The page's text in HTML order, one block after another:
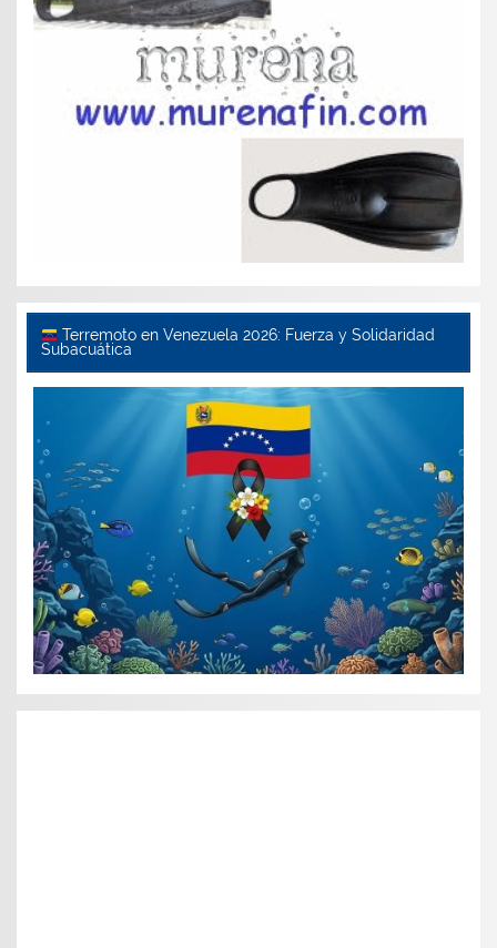
Terremoto en Venezuela 2026: Fuerza y Solidaridad
Subacuática